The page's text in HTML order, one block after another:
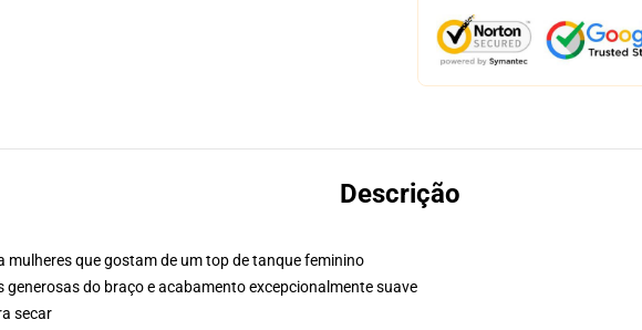
Descrição
mulheres que gostam de um top de tanque feminino
generosas do braço e acabamento excepcionalmente suave
secar